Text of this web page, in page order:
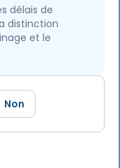
délais de
distinction
et le
Non